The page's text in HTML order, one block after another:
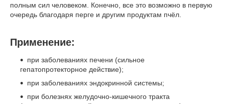
полным сил человеком. Конечно, все это возможно в первую
очередь благодаря перге и другим продуктам пчёл.
Применение:
при заболеваниях печени (сильное
гепатопротекторное действие);
при заболеваниях эндокринной системы;
при болезнях желудочно-кишечного тракта